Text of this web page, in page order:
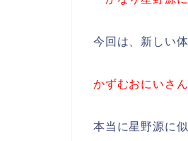
今回は、新しい
かずむおにいさ
本当に星野源に